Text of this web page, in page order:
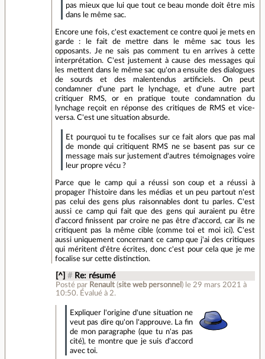
pas mieux que lui que tout ce beau monde doit être mis
dans le même sac.
Encore une fois, c'est exactement ce contre quoi je mets en
garde : le fait de mettre dans le même sac tous les
opposants. Je ne sais pas comment tu en arrives à cette
interprétation. C'est justement à cause des messages qui
les mettent dans le même sac qu'on a ensuite des dialogues
de sourds et des malentendus artificiels. On peut
condamner d'une part le lynchage, et d'une autre part
critiquer RMS, or en pratique toute condamnation du
lynchage reçoit en réponse des critiques de RMS et vice-
versa. C'est une situation absurde.
Et pourquoi tu te focalises sur ce fait alors que pas mal
de monde qui critiquent RMS ne se basent pas sur ce
message mais sur justement d'autres témoignages voire
leur propre vécu ?
Parce que le camp qui a réussi son coup et a réussi à
propager l'histoire dans les médias et un peu partout n'est
pas celui des gens plus raisonnables dont tu parles. C'est
aussi ce camp qui fait que des gens qui auraient pu être
d'accord finissent par croire ne pas être d'accord, car ils ne
critiquent pas la même cible (comme toi et moi ici). C'est
aussi uniquement concernant ce camp que j'ai des critiques
qui méritent d'être écrites, donc c'est pour cela que je me
focalise sur cette distinction.
[^] # Re: résumé
Posté par Renault(site web personnel ) le 29 mars 2021 à
10:50. Évalué à 2.
Expliquer l'origine d'une situation ne
veut pas dire qu'on l'approuve. La fin
de mon paragraphe (que tu n'as pas
cité), te montre que je suis d'accord
avec toi.